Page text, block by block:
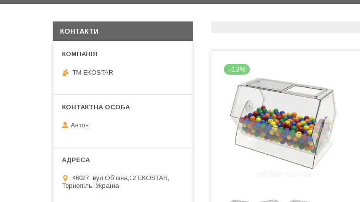
–13%
КОНТАКТИ
ТМ EKOSTAR
Антон
46027, вул.Об'їзна,12 EKOSTAR,
Тернопіль, Україна